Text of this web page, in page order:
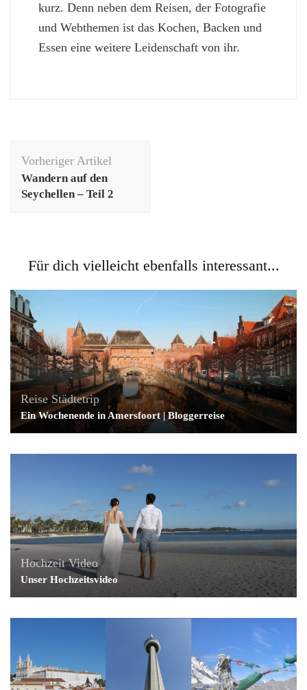
kurz. Denn neben dem Reisen, der Fotografie
und Webthemen ist das Kochen, Backen und
Essen eine weitere Leidenschaft von ihr.
Vorheriger Artikel
Wandern auf den
Seychellen – Teil 2
Für dich vielleicht ebenfalls interessant...
Reise Städtetrip
Ein Wochenende in Amersfoort | Bloggerreise
Hochzeit Video
Unser Hochzeitsvideo